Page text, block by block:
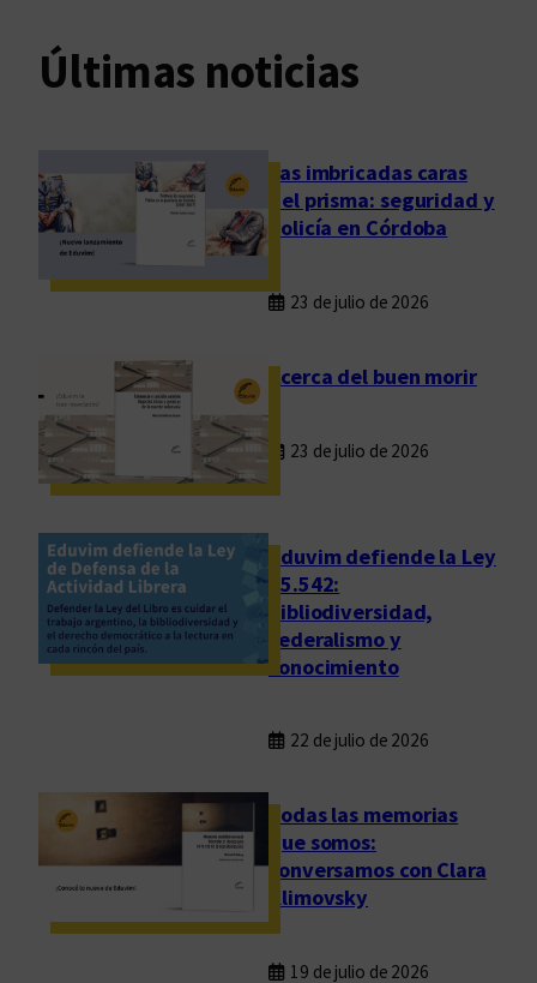
i
d
a
s
a
l
e
a
t
u
r
a
l
e
Últimas noticias
Las imbricadas caras
del prisma: seguridad y
policía en Córdoba
23 de julio de 2026
Acerca del buen morir
23 de julio de 2026
Eduvim defiende la Ley
25.542:
bibliodiversidad,
federalismo y
conocimiento
22 de julio de 2026
Todas las memorias
que somos:
conversamos con Clara
Klimovsky
19 de julio de 2026